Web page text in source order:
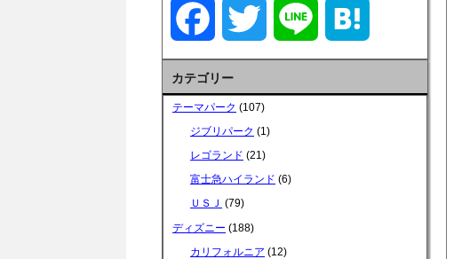
a
c
e
b
w i a
カテゴリー
テーマパーク (107)
ジブリパーク (1)
レゴランド (21)
富士急ハイランド (6)
ＵＳＪ (79)
ディズニー (188)
カリフォルニア (12)